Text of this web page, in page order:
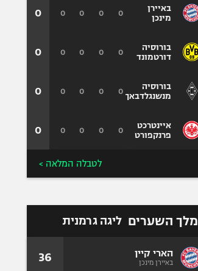
באיירן
מינכן
בורוסיה
דורטמונד
בורוסיה
מנשנגלדבאך
איינטרכט
פרנקפורט
0
0
0
0
0
0
0
0
0
0
0
0
0
0
0
0
0
0
0
0
לטבלה המלאה >
מלך השערים ליגה גרמנית
הארי קיין
באיירן מינכן 36